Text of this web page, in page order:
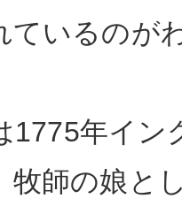
ているのが
1775年イン
牧師の娘と